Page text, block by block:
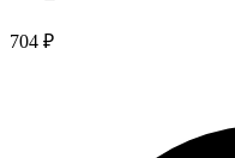
704 ₽